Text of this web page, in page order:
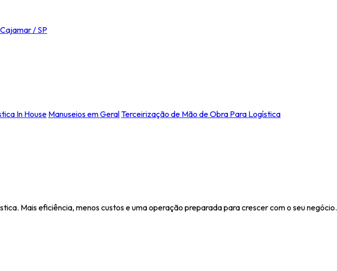
/ SP
In House Manuseios em GeralTerceirização de Mão de Obra Para Logística
Mais eficiência, menos custos e uma operação preparada para crescer com o seu negócio.